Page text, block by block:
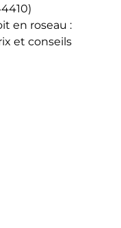
en roseau :
et conseils